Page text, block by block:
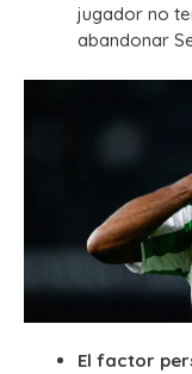
jugador no
abandonar
El factor